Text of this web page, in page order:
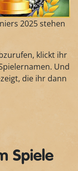
2025 stehen
klickt ihr
Und
die ihr dann
Spiele